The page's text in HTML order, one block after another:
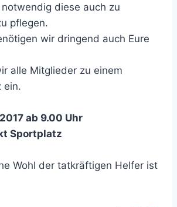
diese auch zu
pflegen.
wir dringend auch Eure
alle Mitglieder zu einem
ein.
ab 9.00 Uhr
Sportplatz
Wohl der tatkräftigen Helfer ist